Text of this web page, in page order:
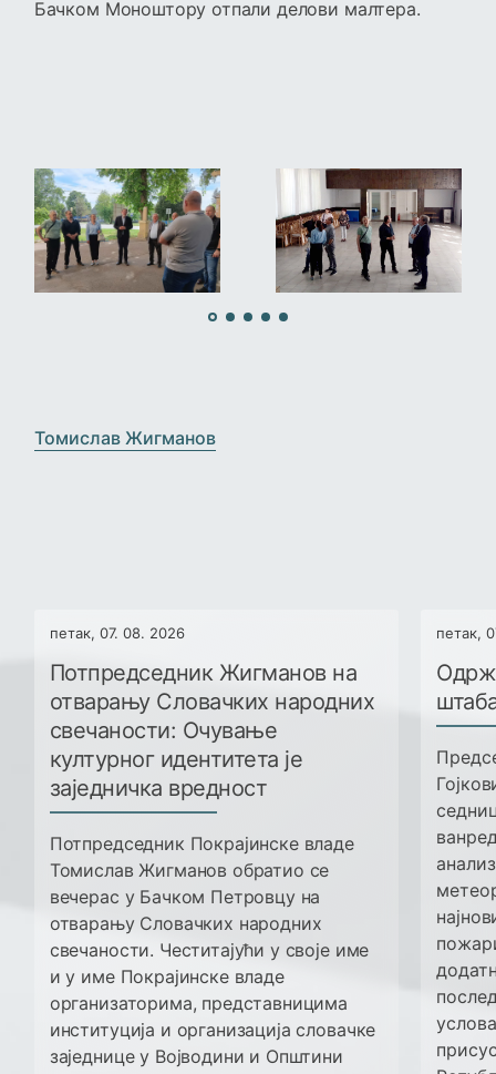
Бачком Моноштору отпали делови малтера.
Томислав Жигманов
петак, 07. 08. 2026
Потпредседник Жигманов на
отварању Словачких народних
свечаности: Очување
културног идентитета је
заједничка вредност
Потпредседник Покрајинске владе
Томислав Жигманов обратио се
вечерас у Бачком Петровцу на
отварању Словачких народних
свечаности. Честитајући у своје име
и у име Покрајинске владе
организаторима, представницима
институција и организација словачке
заједнице у Војводини и Општини
петак,